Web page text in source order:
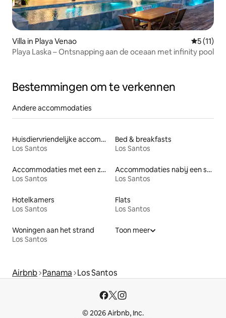
Villa in Playa Venao
5 (11)
Playa Laska – Ontsnapping aan de oceaan met infinity pool
Bestemmingen om te verkennen
Andere accommodaties
Huisdiervriendelijke accommodaties
Los Santos
Bed & breakfasts
Los Santos
Accommodaties met een zwembad
Los Santos
Accommodaties nabij een strand
Los Santos
Hotelkamers
Los Santos
Flats
Los Santos
Woningen aan het strand
Los Santos
Toon meer
Airbnb Panama Los Santos
© 2026 Airbnb, Inc.